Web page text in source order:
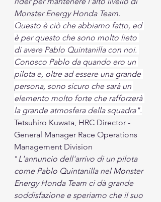
Monster Energy Honda Team.
Questo è ciò che abbiamo fatto, ed
è per questo che sono molto lieto
di avere Pablo Quintanilla con noi.
Conosco Pablo da quando ero un
pilota e, oltre ad essere una grande
persona, sono sicuro che sarà un
elemento molto forte che rafforzerà
la grande atmosfera della squadra".
Tetsuhiro Kuwata, HRC Director -
General Manager Race Operations
Management Division
"L'annuncio dell'arrivo di un pilota
come Pablo Quintanilla nel Monster
Energy Honda Team ci dà grande
soddisfazione e speriamo che il suo